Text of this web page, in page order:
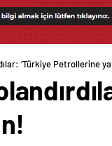
‘Türkiye Petrollerine